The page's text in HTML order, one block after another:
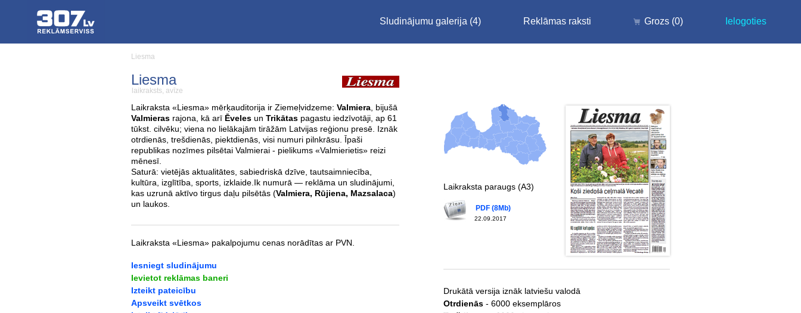
Sludinājumu galerija (4) Reklāmas raksti Grozs (0) Ielogoties
Liesma
Liesma
laikraksts, avīze
Laikraksta «Liesma» mērķauditorija ir Ziemeļvidzeme: Valmiera , bijušā
Valmieras rajona, kā arī Ēveles un Trikātas pagastu iedzīvotāji, ap 61
tūkst. cilvēku; viena no lielākajām tirāžām Latvijas reģionu presē. Iznāk
otrdienās, trešdienās, piektdienās, visi numuri pilnkrāsu. Īpaši
republikas nozīmes pilsētai Valmierai - pielikums «Valmierietis» reizi
mēnesī.
Saturā: vietējās aktualitātes, sabiedriskā dzīve, tautsaimniecība,
kultūra, izglītība, sports, izklaide.Ik numurā — reklāma un sludinājumi,
kas uzrunā aktīvo tirgus daļu pilsētās (Valmiera, Rūjiena, Mazsalaca)
un laukos.
Laikraksta «Liesma» pakalpojumu cenas norādītas ar PVN.
Iesniegt sludinājumu
Ievietot reklāmas baneri
Izteikt pateicību
Apsveikt svētkos
Laikraksta paraugs (A3)
22.09.2017
PDF (8Mb)
Drukātā versija iznāk latviešu valodā
Otrdienās - 6000 eksemplāros